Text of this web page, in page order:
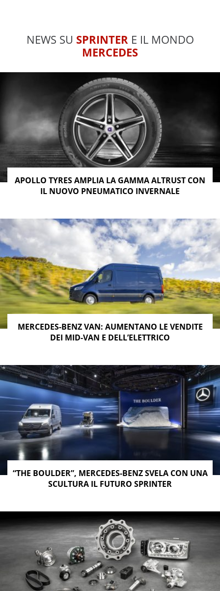
NEWS SU SPRINTER E IL MONDO
MERCEDES
APOLLO TYRES AMPLIA LA GAMMA ALTRUST CON
IL NUOVO PNEUMATICO INVERNALE
MERCEDES-BENZ VAN: AUMENTANO LE VENDITE
DEI MID-VAN E DELL’ELETTRICO
“THE BOULDER”, MERCEDES-BENZ SVELA CON UNA
SCULTURA IL FUTURO SPRINTER